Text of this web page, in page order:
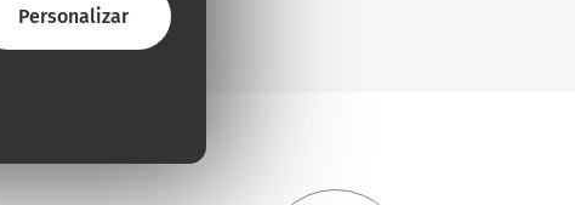
Personalizar